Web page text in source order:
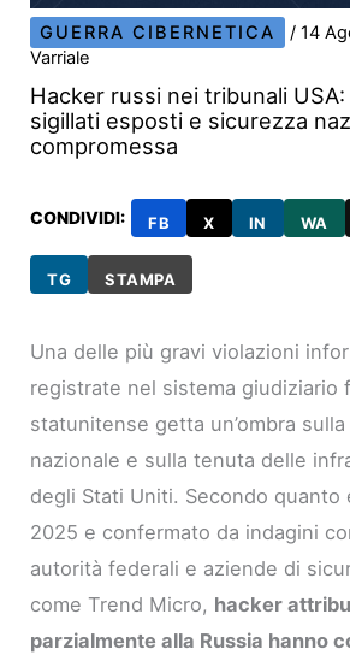
GUERRA CIBERNETICA /14
Varriale
Hacker russi nei tribunali
sigillati esposti e sicurezza
compromessa
CONDIVIDI: FB X IN WA
TG STAMPA
Una delle più gravi violazioni
registrate nel sistema giudiziario
statunitense getta un’ombra
nazionale e sulla tenuta delle
degli Stati Uniti. Secondo quanto
2025 e confermato da indagini
autorità federali e aziende di
come Trend Micro, hacker
parzialmente alla Russia hanno